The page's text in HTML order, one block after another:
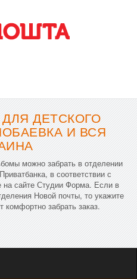
ДЕТСКОГО
И ВСЯ
можно забрать в отделении
в соответствии с
на сайте Студии Форма. Если в
Новой почты, то укажите
забрать заказ.